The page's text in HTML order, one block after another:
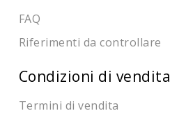
FAQ
Riferimenti da controllare
Condizioni di vendita
Termini di vendita